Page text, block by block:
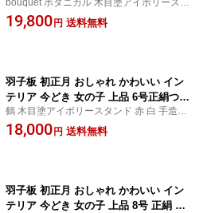
まみ細工 ブーケ 初節句 増村人形店 MM
N0497
bouquet ボタニカル 木目塗アイボリースタ
ンド 手造りつまみ細工 水引 パール風 つむ
ぎ糸
19,800 円 送料無料
羽子板 初正月 おしゃれ かわいい イン
テリア 今どき 女の子 上品 6号正絹つま
み羽子板 縁起物 初節句 増村人形店 MM
N0498
鶴 木目塗アイボリースタンド 赤 白 手造り
つまみ細工 水引 パール風
18,000 円 送料無料
羽子板 初正月 おしゃれ かわいい イン
テリア 今どき 女の子 上品 8号 正絹 つ